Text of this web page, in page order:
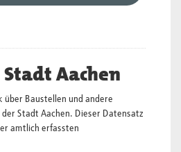
Aachen
über Baustellen und andere
Stadt Aachen. Dieser Datensatz
amtlich erfassten